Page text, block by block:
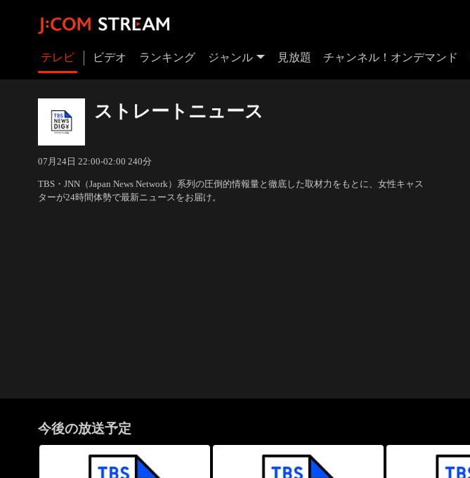
テレビ ビデオ ランキング ジャンル 見放題 チャンネル！オンデマンド
ストレートニュース
07月24日 22:00-02:00 240分
TBS・JNN（Japan News Network）系列の圧倒的情報量と徹底した取材力をもとに、女性キャス
ターが24時間体勢で最新ニュースをお届け。
今後の放送予定